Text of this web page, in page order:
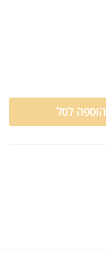
הוספה לסל